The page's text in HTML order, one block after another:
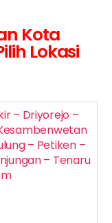
Kota
Lokasi
– Driyorejo –
– Petiken –
– Tenaru